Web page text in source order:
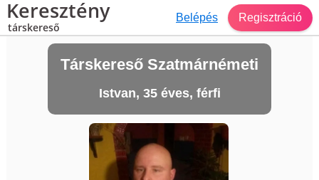
Keresztény
társkereső
Belépés Regisztráció
Társkereső Szatmárnémeti
Istvan, 35 éves, férfi